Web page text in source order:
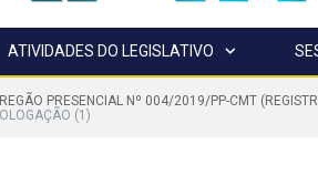
ATIVIDADES DO LEGISLATIVO
PRESENCIAL Nº 004/2019/PP-CMT
(1)